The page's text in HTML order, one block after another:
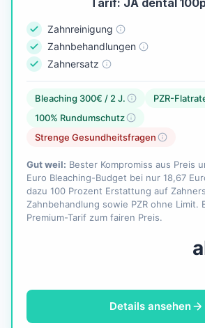
Tarif: JA dental
Zahnreinigung
Zahnbehandlungen
Zahnersatz
Bleaching 300€ / 2 J.
PZR-
100% Rundumschutz
Strenge Gesundheitsfragen
Gut weil: Bester Kompromiss aus Preis
Euro Bleaching-Budget bei nur 18,67
dazu 100 Prozent Erstattung auf
Zahnbehandlung sowie PZR ohne Limit.
Premium-Tarif zum fairen Preis.
Details ansehen